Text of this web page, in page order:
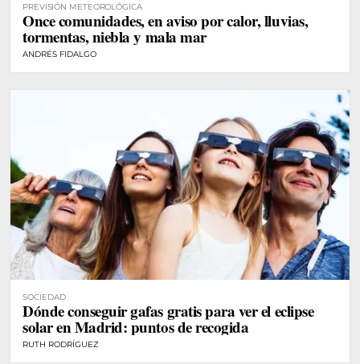
PREVISIÓN METEOROLÓGICA
Once comunidades, en aviso por calor, lluvias,
tormentas, niebla y mala mar
ANDRÉS FIDALGO
SOCIEDAD
Dónde conseguir gafas gratis para ver el eclipse
solar en Madrid: puntos de recogida
RUTH RODRÍGUEZ